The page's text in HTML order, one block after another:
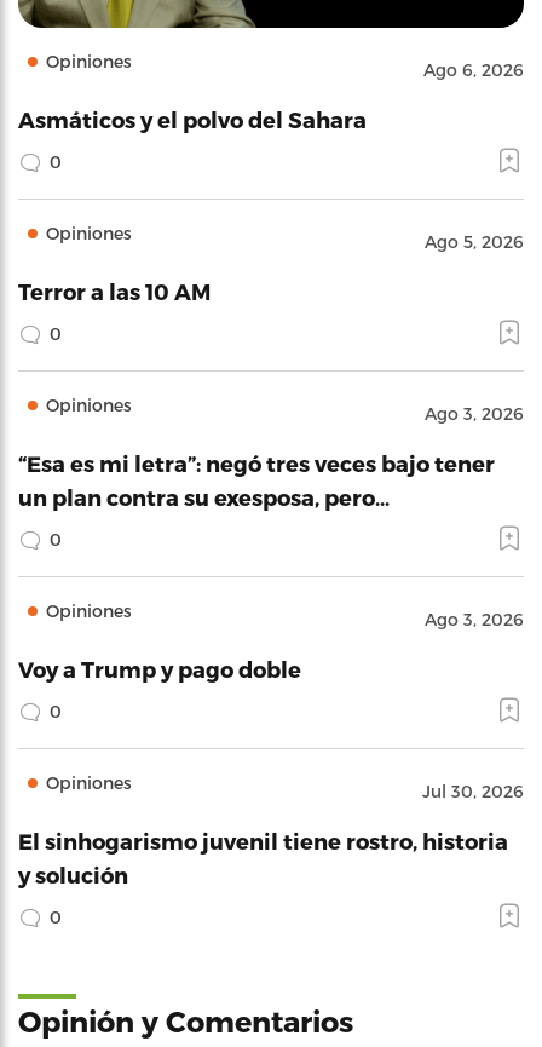
Opiniones Ago 6, 2026
Asmáticos y el polvo del Sahara
0
Opiniones Ago 5, 2026
Terror a las 10 AM
0
Opiniones Ago 3, 2026
“Esa es mi letra”: negó tres veces bajo tener
un plan contra su exesposa, pero…
0
Opiniones Ago 3, 2026
Voy a Trump y pago doble
0
Opiniones Jul 30, 2026
El sinhogarismo juvenil tiene rostro, historia
y solución
0
Opinión y Comentarios